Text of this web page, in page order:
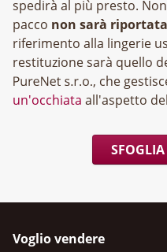
spedirà al più presto.
pacco non sarà riportata
riferimento alla lingerie
restituzione sarà quello
, che
un'occhiata all'aspetto
SFOGLIA
Voglio vendere